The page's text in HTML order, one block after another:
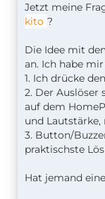
Jetzt meine
kito ?
Die Idee mit
an. Ich habe
1. Ich drücke
2. Der Auslöser
auf dem
und
3. Button/
praktischste
Hat jemand